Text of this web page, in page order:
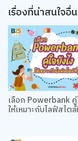
เลือก Powerbank
ให้เหมาะกับไลฟ์สไต
Preferences".
Cookie